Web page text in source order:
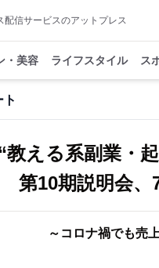
配信サービスのアットプレス
・美容 ライフスタイル ス
教える系副業・
第10期説明会
～コロナ禍でも売